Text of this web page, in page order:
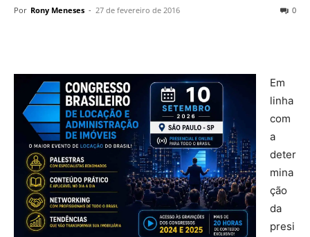
Por Rony Meneses - 27 de fevereiro de 2016 0
Em
linha
com
a
deter
mina
ção
da
presi